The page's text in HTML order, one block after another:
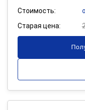
Стоимость:
Старая цена: